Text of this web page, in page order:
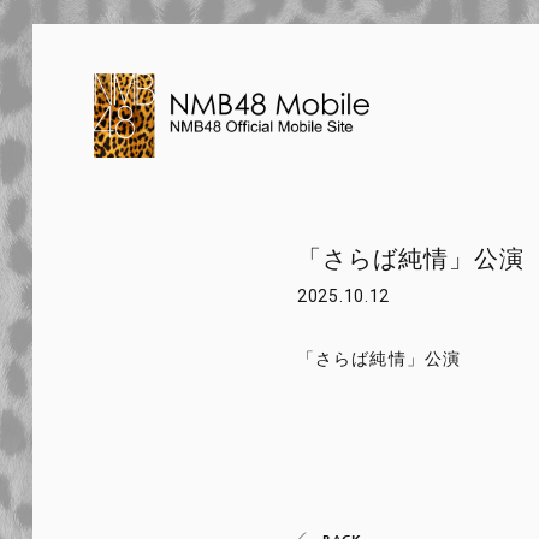
「さらば純情」公演
2025.10.12
「さらば純情」公演